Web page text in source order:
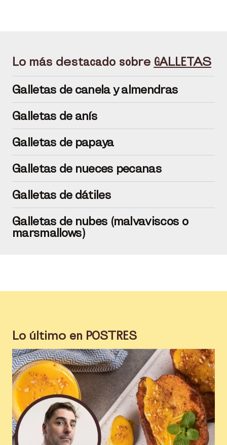
Lo más destacado sobre GALLETAS
Galletas de canela y almendras
Galletas de anís
Galletas de papaya
Galletas de nueces pecanas
Galletas de dátiles
Galletas de nubes (malvaviscos o
marsmallows)
Lo último en POSTRES